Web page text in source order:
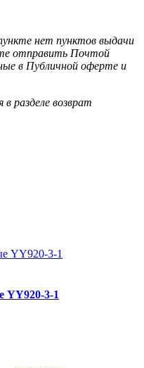
нет пунктов выдачи
отправить Почтой
в Публичной оферте и
разделе возврат
YY920-3-1